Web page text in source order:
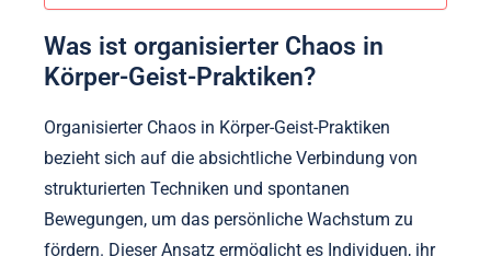
Was ist organisierter Chaos in
Körper-Geist-Praktiken?
Organisierter Chaos in Körper-Geist-Praktiken
bezieht sich auf die absichtliche Verbindung von
strukturierten Techniken und spontanen
Bewegungen, um das persönliche Wachstum zu
fördern. Dieser Ansatz ermöglicht es Individuen, ihr